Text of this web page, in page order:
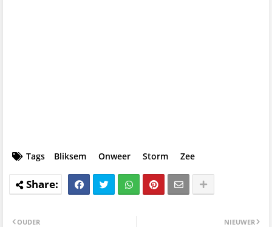
Tags Bliksem Onweer Storm Zee
NIEUWER
OUDER